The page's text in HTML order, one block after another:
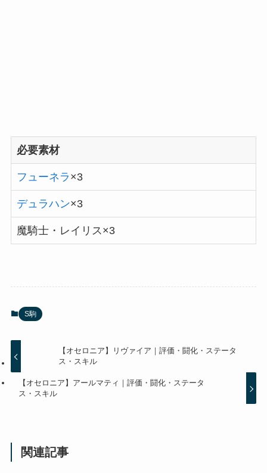
必要素材
フューネラ ×3
デュラハン×3
魔騎士・レイリス×3
S駒
【オセロニア】リヴァイア｜評価・闘化・ステータ
ス・スキル
【オセロニア】アールマティ｜評価・闘化・ステータ
ス・スキル
関連記事